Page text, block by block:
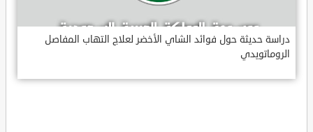
دراسة حديثة حول فوائد الشاي الأخضر لعلاج التهاب المفاصل
الروماتويدي